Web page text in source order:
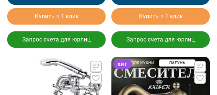
Купить в 1 клик
Запрос счета для юрлиц
Купить в 1 клик
Запрос счета для юрлиц
хит